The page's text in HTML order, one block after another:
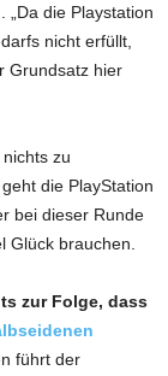
„Da die Playstation
nicht erfüllt,
Grundsatz hier
zu
die PlayStation
bei dieser Runde
Glück brauchen.
zur Folge, dass
führt der